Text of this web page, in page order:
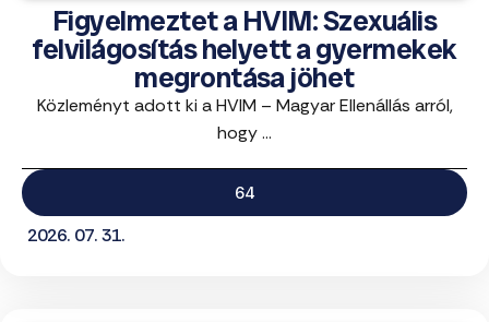
Figyelmeztet a HVIM: Szexuális
felvilágosítás helyett a gyermekek
megrontása jöhet
Közleményt adott ki a HVIM – Magyar Ellenállás arról,
hogy ...
64
2026. 07. 31.